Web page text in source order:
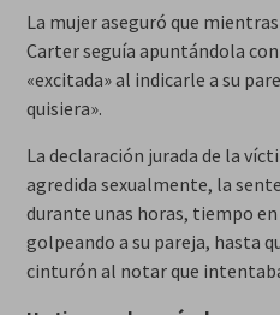
La mujer aseguró que
Carter seguía apuntándola
«excitada» al indicarle a su
quisiera».
La declaración jurada de la
agredida sexualmente, la
durante unas horas, tiempo
golpeando a su pareja, hasta
cinturón al notar que